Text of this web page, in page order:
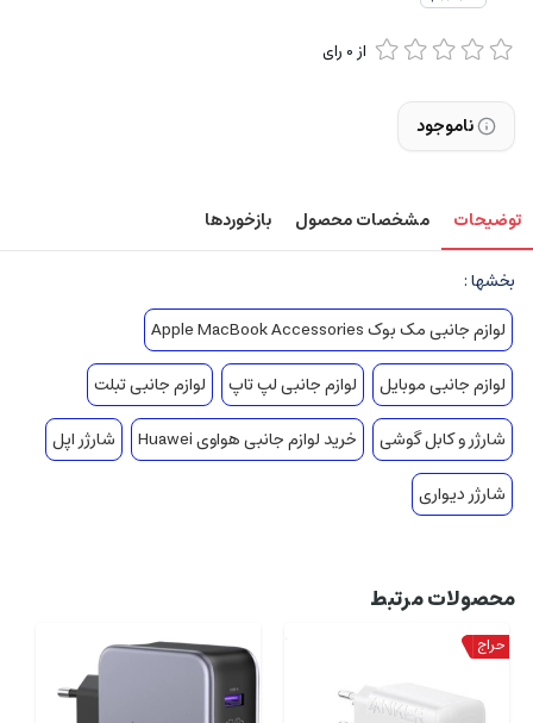
از0 رای
ناموجود
توضیحات مشخصات محصول بازخوردها
بخشها :
لوازم جانبی مک بوک Apple MacBook Accessories
لوازم جانبی موبایل
لوازم جانبی لپ تاپ
لوازم جانبی تبلت
شارژر و کابل گوشی
خرید لوازم جانبی هواوی Huawei
شارژر اپل
شارژر دیواری
محصولات مرتبط